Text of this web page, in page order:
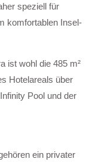
speziell für
komfortablen Insel-
ist wohl die 485 m²
Hotelareals über
Pool und der
ein privater